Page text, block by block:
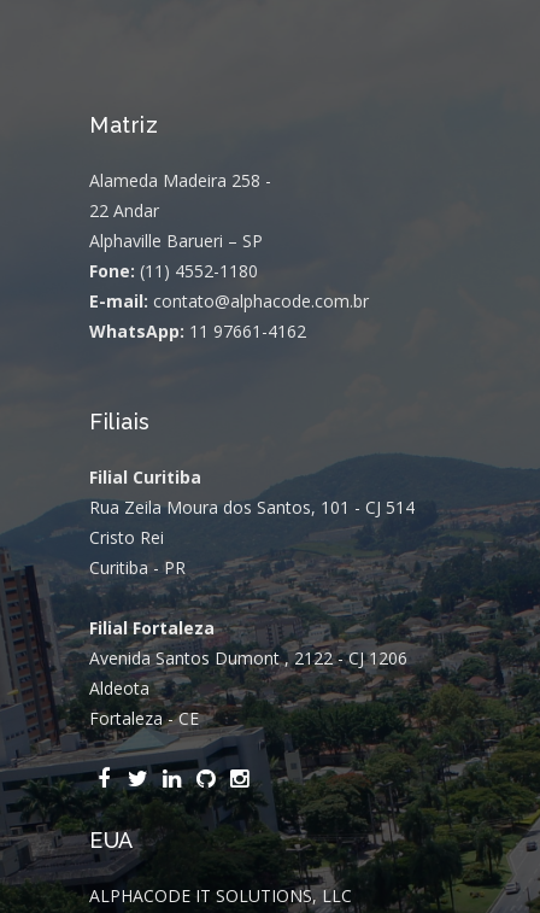
Matriz
Alameda Madeira 258 -
22 Andar
Alphaville Barueri – SP
Fone: (11) 4552-1180
E-mail: contato@alphacode.com.br
WhatsApp: 11 97661-4162
Filiais
Filial Curitiba
Rua Zeila Moura dos Santos, 101 - CJ 514
Cristo Rei
Curitiba - PR
Filial Fortaleza
Avenida Santos Dumont , 2122 - CJ 1206
Aldeota
Fortaleza - CE
EUA
ALPHACODE IT SOLUTIONS, LLC